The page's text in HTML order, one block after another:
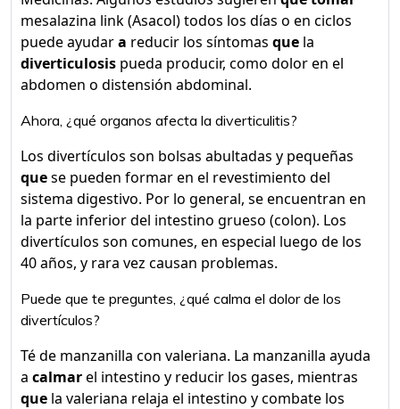
mesalazina link (Asacol) todos los días o en ciclos
puede ayudara reducir los síntomas que la
diverticulosis pueda producir, como dolor en el
abdomen o distensión abdominal.
Ahora, ¿qué organos afecta la diverticulitis?
Los divertículos son bolsas abultadas y pequeñas
quese pueden formar en el revestimiento del
sistema digestivo. Por lo general, se encuentran en
la parte inferior del intestino grueso (colon). Los
divertículos son comunes, en especial luego de los
40 años, y rara vez causan problemas.
Puede que te preguntes, ¿qué calma el dolor de los
divertículos?
Té de manzanilla con valeriana. La manzanilla ayuda
a calmarel intestino y reducir los gases, mientras
que la valeriana relaja el intestino y combate los